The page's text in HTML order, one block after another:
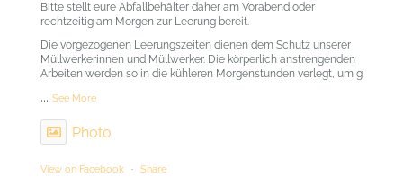
Bitte stellt eure Abfallbehälter daher am Vorabend oder
rechtzeitig am Morgen zur Leerung bereit.
Die vorgezogenen Leerungszeiten dienen dem Schutz unserer
Müllwerkerinnen und Müllwerker. Die körperlich anstrengenden
Arbeiten werden so in die kühleren Morgenstunden verlegt, um g
... See More
Photo
View on Facebook · Share